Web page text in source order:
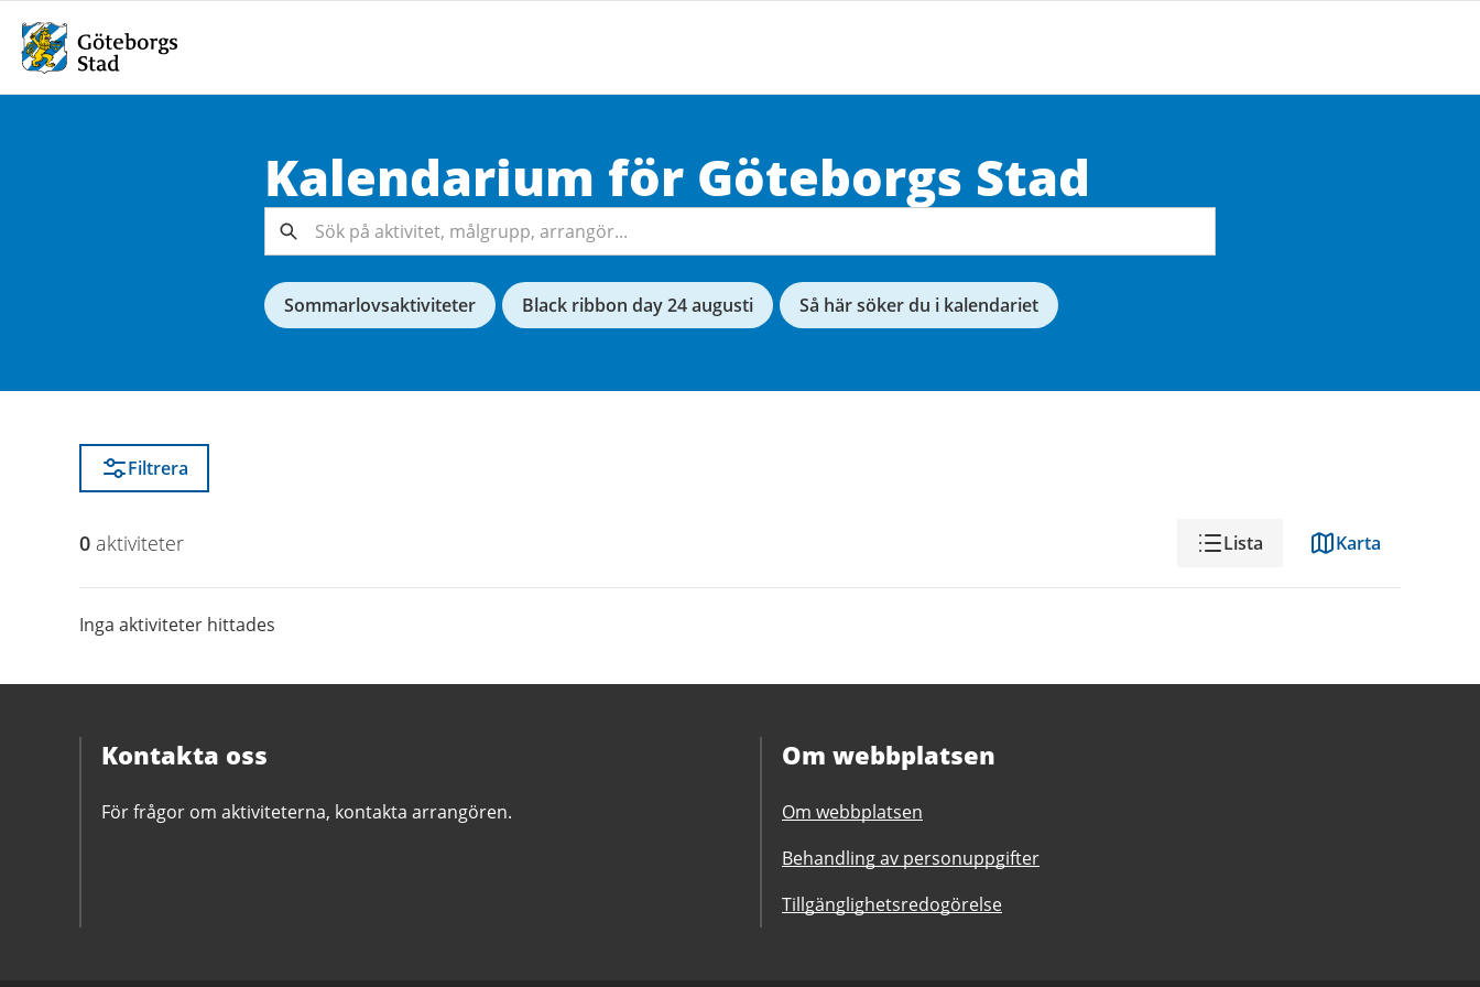
Kalendarium för Göteborgs Stad
Sök på
aktivitet,
målgrupp,
arrangör...
Sök
Sommarlovsaktiviteter Black ribbon day 24 augusti Så här söker du i kalendariet
Filtrera
VisningLista Karta
0 aktiviteter
Inga aktiviteter hittades
Kontakta oss
För frågor om aktiviteterna, kontakta arrangören.
Om webbplatsen
Om webbplatsen
Behandling av personuppgifter
Tillgänglighetsredogörelse